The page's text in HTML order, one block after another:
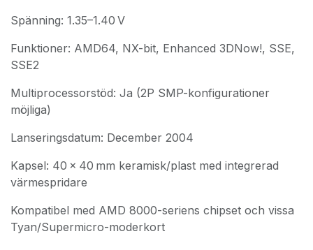
Spänning: 1.35–1.40 V
Funktioner: AMD64, NX-bit, Enhanced 3DNow!, SSE,
SSE2
Multiprocessorstöd: Ja (2P SMP-konfigurationer
möjliga)
Lanseringsdatum: December 2004
Kapsel: 40 × 40 mm keramisk/plast med integrerad
värmespridare
Kompatibel med AMD 8000-seriens chipset och vissa
Tyan/Supermicro-moderkort